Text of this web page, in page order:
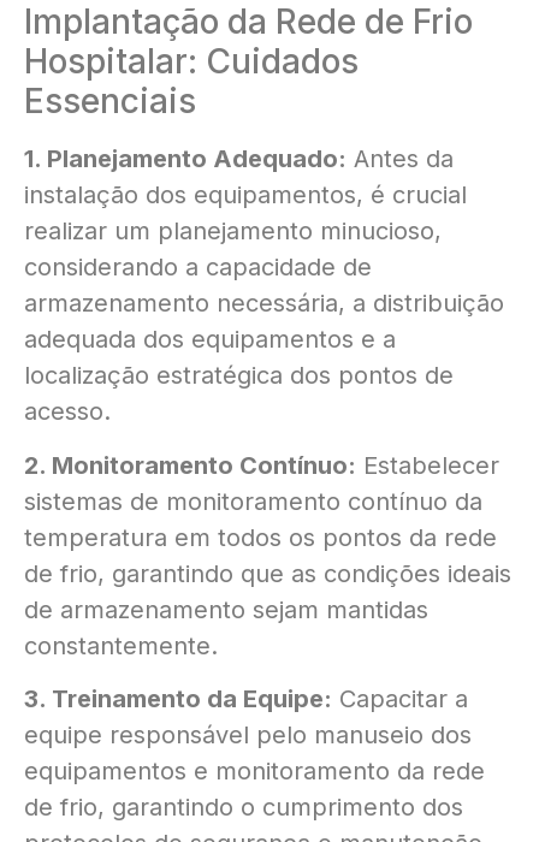
Implantação da Rede de Frio
Hospitalar: Cuidados
Essenciais
1. Planejamento Adequado: Antes da
instalação dos equipamentos, é crucial
realizar um planejamento minucioso,
considerando a capacidade de
armazenamento necessária, a distribuição
adequada dos equipamentos e a
localização estratégica dos pontos de
acesso.
2. Monitoramento Contínuo: Estabelecer
sistemas de monitoramento contínuo da
temperatura em todos os pontos da rede
de frio, garantindo que as condições ideais
de armazenamento sejam mantidas
constantemente.
3. Treinamento da Equipe: Capacitar a
equipe responsável pelo manuseio dos
equipamentos e monitoramento da rede
de frio, garantindo o cumprimento dos